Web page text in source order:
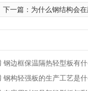
下一篇： 为什么钢结构会
钢边框保温隔热轻型板有
钢构轻强板的生产工艺是什